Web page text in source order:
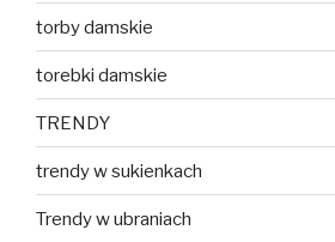
torby damskie
torebki damskie
TRENDY
trendy w sukienkach
Trendy w ubraniach